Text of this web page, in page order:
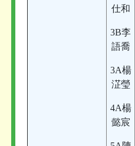
仕和
3B李
語喬
3A楊
淽瑩
4A楊
懿宸